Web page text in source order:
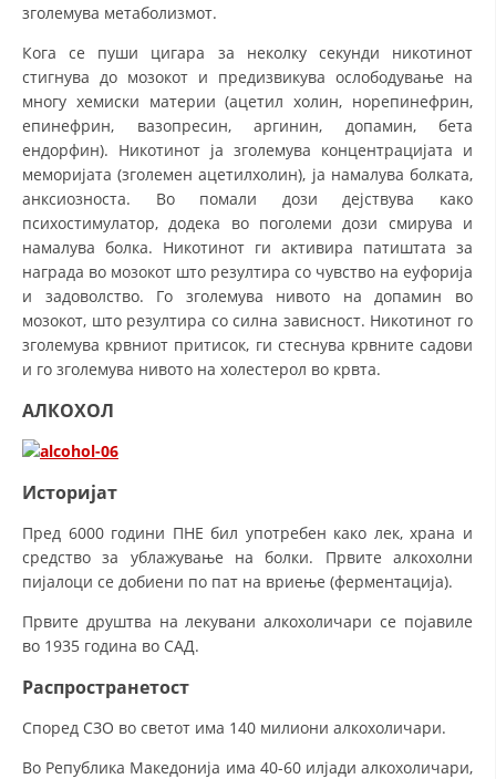
зголемува метаболизмот.
Кога се пуши цигара за неколку секунди никотинот
стигнува до мозокот и предизвикува ослободување на
многу хемиски материи (ацетил холин, норепинефрин,
епинефрин, вазопресин, аргинин, допамин, бета
ендорфин). Никотинот ја зголемува концентрацијата и
меморијата (зголемен ацетилхолин), ја намалува болката,
анксиозноста. Во помали дози дејствува како
психостимулатор, додека во поголеми дози смирува и
намалува болка. Никотинот ги активира патиштата за
награда во мозокот што резултира со чувство на еуфорија
и задоволство. Го зголемува нивото на допамин во
мозокот, што резултира со силна зависност. Никотинот го
зголемува крвниот притисок, ги стеснува крвните садови
и го зголемува нивото на холестерол во крвта.
АЛКОХОЛ
Историјат
Пред 6000 години ПНЕ бил употребен како лек, храна и
средство за ублажување на болки. Првите алкохолни
пијалоци се добиени по пат на вриење (ферментација).
Првите друштва на лекувани алкохоличари се појавиле
во 1935 година во САД.
Распространетост
Според СЗО во светот има 140 милиони алкохоличари.
Во Република Македонија има 40-60 илјади алкохоличари,